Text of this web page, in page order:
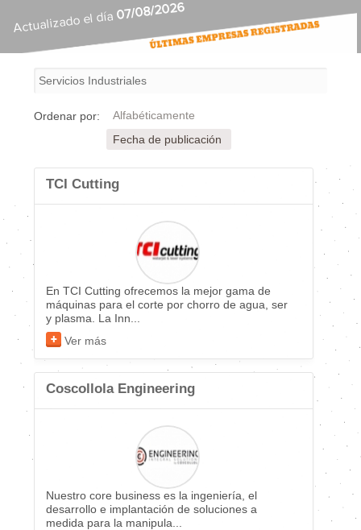
Actualizado el día07/08/2026
Ordenar por:
Alfabéticamente
Fecha de publicación
TCI Cutting
En TCI Cutting ofrecemos la mejor gama de
máquinas para el corte por chorro de agua, ser
y plasma. La Inn...
Ver más
Coscollola Engineering
Nuestro core business es la ingeniería, el
desarrollo e implantación de soluciones a
medida para la manipula...